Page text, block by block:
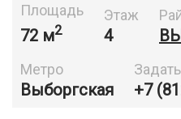
Площадь
72 м2
Этаж
4
Метро
Выборгская +7